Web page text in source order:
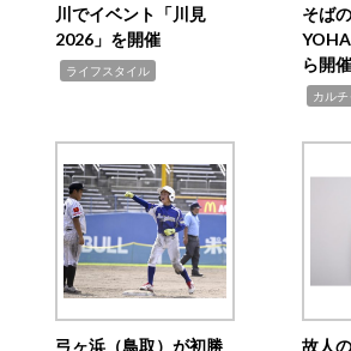
川でイベント「川見
2026」を開催
ライフスタイル
そば
ら開催
カルチ
弓ヶ浜（鳥取）が初勝
故人